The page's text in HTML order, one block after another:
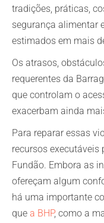
tradições, práticas,
segurança alimentar
estimados em mais
Os atrasos,
requerentes da
que controlam o
exacerbam ainda
Para reparar essas
recursos executáveis
Fundão. Embora as
ofereçam algum
há uma importante
que a BHP, como a